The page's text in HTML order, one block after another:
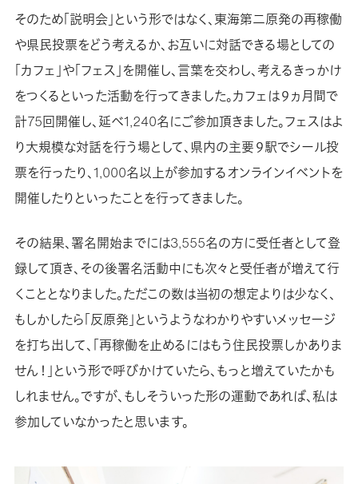
そのため「説明会」という形ではなく、東海第二原発の再稼働
や県民投票をどう考えるか、お互いに対話できる場としての
「カフェ」や「フェス」を開催し、言葉を交わし、考えるきっかけ
をつくるといった活動を行ってきました。カフェは９ヵ月間で
計75回開催し、延べ1,240名にご参加頂きました。フェスはよ
り大規模な対話を行う場として、県内の主要９駅でシール投
票を行ったり、1,000名以上が参加するオンラインイベントを
開催したりといったことを行ってきました。
その結果、署名開始までには3,555名の方に受任者として登
録して頂き、その後署名活動中にも次々と受任者が増えて行
くこととなりました。ただこの数は当初の想定よりは少なく、
もしかしたら「反原発」というようなわかりやすいメッセージ
を打ち出して、「再稼働を止めるにはもう住民投票しかありま
せん！」という形で呼びかけていたら、もっと増えていたかも
しれません。ですが、もしそういった形の運動であれば、私は
参加していなかったと思います。